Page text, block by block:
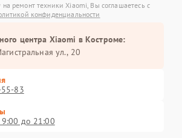
на ремонт техники Xiaomi, Вы соглашаетесь с
конфиденциальности
центра Xiaomi в Костроме:
ул., 20
83
до 21:00